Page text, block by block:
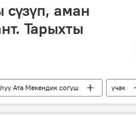
сүзүп, аман
Тарыхты
Ата Мекендик согуш учак